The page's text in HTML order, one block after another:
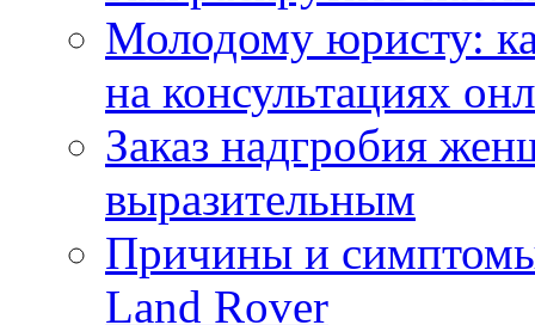
Молодому юристу:
на консультациях
Заказ надгробия
выразительным
Причины и
Land Rover